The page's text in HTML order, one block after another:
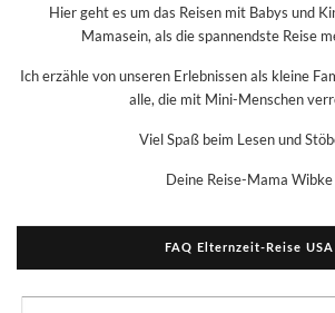
Hier geht es um das Reisen mit Babys und
Mamasein, als die spannendste Reise
Ich erzähle von unseren Erlebnissen als kleine
alle, die mit Mini-Menschen
Viel Spaß beim Lesen und
Deine Reise-Mama Wibke
FAQ Elternzeit-Reise USA